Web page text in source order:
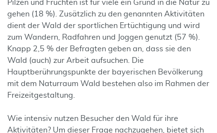
Pilzen und Früchten ist für viele ein Grund in die Natur zu
gehen (18 %). Zusätzlich zu den genannten Aktivitäten
dient der Wald der sportlichen Ertüchtigung und wird
zum Wandern, Radfahren und Joggen genutzt (57 %).
Knapp 2,5 % der Befragten geben an, dass sie den
Wald (auch) zur Arbeit aufsuchen. Die
Hauptberührungspunkte der bayerischen Bevölkerung
mit dem Naturraum Wald bestehen also im Rahmen der
Freizeitgestaltung.
Wie intensiv nutzen Besucher den Wald für ihre
Aktivitäten? Um dieser Frage nachzugehen, bietet sich